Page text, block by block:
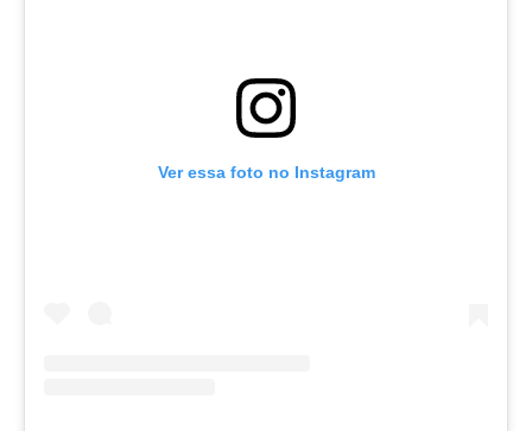
Ver essa foto no Instagram